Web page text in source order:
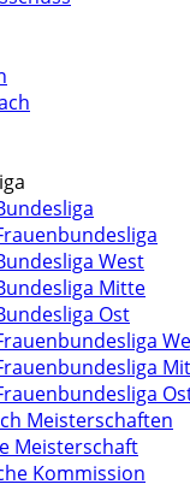
West
Mitte
Ost
Meisterschaften
Meisterschaft
Kommission